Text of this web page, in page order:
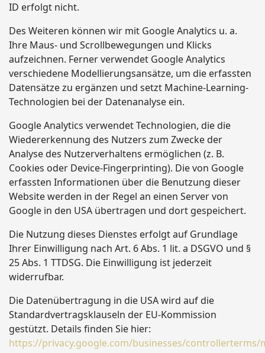
ID erfolgt nicht.
Des Weiteren können wir mit Google Analytics u. a.
Ihre Maus- und Scrollbewegungen und Klicks
aufzeichnen. Ferner verwendet Google Analytics
verschiedene Modellierungsansätze, um die erfassten
Datensätze zu ergänzen und setzt Machine-Learning-
Technologien bei der Datenanalyse ein.
Google Analytics verwendet Technologien, die die
Wiedererkennung des Nutzers zum Zwecke der
Analyse des Nutzerverhaltens ermöglichen (z. B.
Cookies oder Device-Fingerprinting). Die von Google
erfassten Informationen über die Benutzung dieser
Website werden in der Regel an einen Server von
Google in den USA übertragen und dort gespeichert.
Die Nutzung dieses Dienstes erfolgt auf Grundlage
Ihrer Einwilligung nach Art. 6 Abs. 1 lit. a DSGVO und §
25 Abs. 1 TTDSG. Die Einwilligung ist jederzeit
widerrufbar.
Die Datenübertragung in die USA wird auf die
Standardvertragsklauseln der EU-Kommission
gestützt. Details finden Sie hier:
https://privacy.google.com/businesses/controllerterms/